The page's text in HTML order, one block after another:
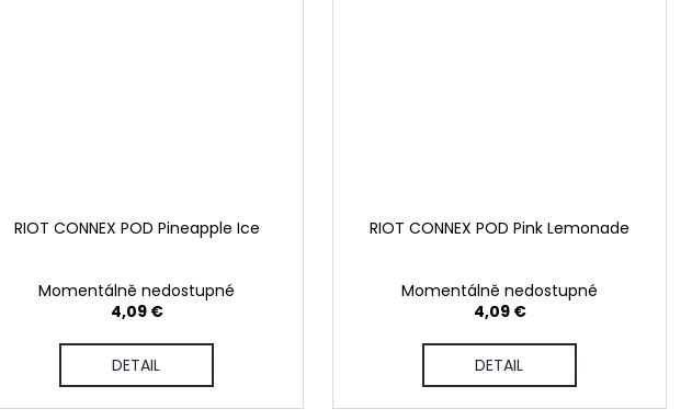
RIOT CONNEX POD Pineapple Ice
Momentálně nedostupné
4,09 €
DETAIL
RIOT CONNEX POD Pink Lemonade
Momentálně nedostupné
4,09 €
DETAIL